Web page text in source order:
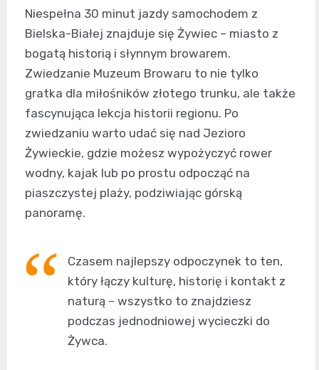
Niespełna 30 minut jazdy samochodem z
Bielska-Białej znajduje się Żywiec – miasto z
bogatą historią i słynnym browarem.
Zwiedzanie Muzeum Browaru to nie tylko
gratka dla miłośników złotego trunku, ale także
fascynująca lekcja historii regionu. Po
zwiedzaniu warto udać się nad Jezioro
Żywieckie, gdzie możesz wypożyczyć rower
wodny, kajak lub po prostu odpocząć na
piaszczystej plaży, podziwiając górską
panoramę.
Czasem najlepszy odpoczynek to ten,
który łączy kulturę, historię i kontakt z
naturą – wszystko to znajdziesz
podczas jednodniowej wycieczki do
Żywca.